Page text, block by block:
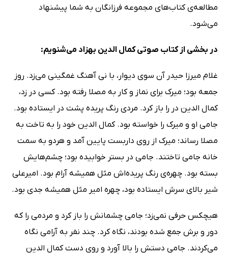
مطالعه‌ی کتاب‌های مجموعه فرزانگان به شما پیشنهاد
می‌شود.
در بخشی از کتاب صوتی کمال الدین بهزاد می‌شنویم:
غلام میرزا حیدر آن سوی دیوار، با نی آهنگ غمگینی می‌زد. روز
جمعه بود؛ میرک برای نماز و کار به مصلا رفته بود. کسی در زد،
کمال الدین در را باز کرد. مردی رنگ پریده پشت در ایستاده بود.
جامی او و میرک را خواسته بود. کمال الدین خود را به تاخت به
مصلا رساند؛ میرک از روی داربست پایین آمد و هردو به سمت
خانه جامی تاختند. جامی در بستر خوابیده بود؛ چشم‌هایش
بسته بود. چهره‌ی رنگ پریده‌اش مثل همیشه آرام بود. امیرعلی
شیر بالای سرش ایستاده بود، چهره امیر مثل همیشه جدی بود.
هیچکس حرفی نمی‌زد؛ جامی چشمانش را باز کرد و مردمی را که
دور و برش جمع شده بودند، نگاه کرد. چند نفر به آرامی نگاه
می‌کردند. جامی دستش را بالا آورد و روی دست کمال الدین